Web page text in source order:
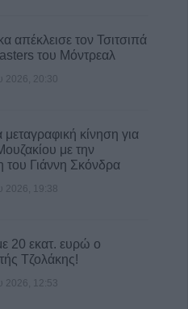
οι ευθύνες
Θεσσαλίας, για
απέκλεισε τον Τσιτσιπά
του Μόντρεαλ
2026, 20:30
κίνηση για
με την
του Γιάννη Σκόνδρα
2026, 19:38
20 εκατ. ευρώ ο
Τζολάκης!
2026, 12:53